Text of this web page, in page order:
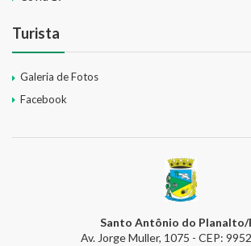
Turista
Galeria de Fotos
Facebook
Santo Antônio do Planalto/
Av. Jorge Muller, 1075 - CEP: